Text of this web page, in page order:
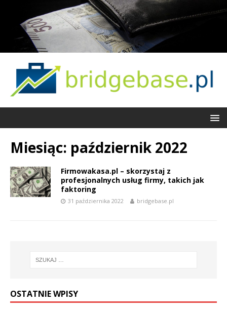
Miesiąc: październik 2022
Firmowakasa.pl – skorzystaj z
profesjonalnych usług firmy, takich jak
faktoring
31 października 2022 bridgebase.pl
OSTATNIE WPISY